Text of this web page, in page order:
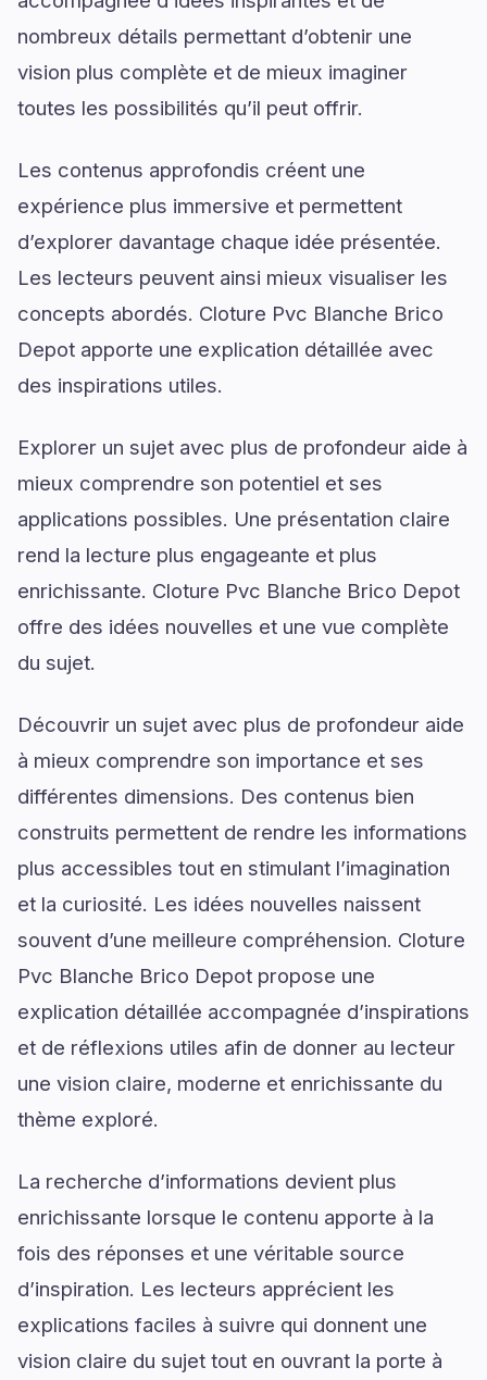
nombreux détails permettant d’obtenir une
vision plus complète et de mieux imaginer
toutes les possibilités qu’il peut offrir.
Les contenus approfondis créent une
expérience plus immersive et permettent
d’explorer davantage chaque idée présentée.
Les lecteurs peuvent ainsi mieux visualiser les
concepts abordés. Cloture Pvc Blanche Brico
Depot apporte une explication détaillée avec
des inspirations utiles.
Explorer un sujet avec plus de profondeur aide à
mieux comprendre son potentiel et ses
applications possibles. Une présentation claire
rend la lecture plus engageante et plus
enrichissante. Cloture Pvc Blanche Brico Depot
offre des idées nouvelles et une vue complète
du sujet.
Découvrir un sujet avec plus de profondeur aide
à mieux comprendre son importance et ses
différentes dimensions. Des contenus bien
construits permettent de rendre les informations
plus accessibles tout en stimulant l’imagination
et la curiosité. Les idées nouvelles naissent
souvent d’une meilleure compréhension. Cloture
Pvc Blanche Brico Depot propose une
explication détaillée accompagnée d’inspirations
et de réflexions utiles afin de donner au lecteur
une vision claire, moderne et enrichissante du
thème exploré.
La recherche d’informations devient plus
enrichissante lorsque le contenu apporte à la
fois des réponses et une véritable source
d’inspiration. Les lecteurs apprécient les
explications faciles à suivre qui donnent une
vision claire du sujet tout en ouvrant la porte à